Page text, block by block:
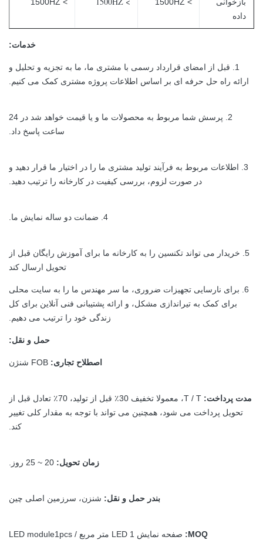
داده
خدمات:
1. قبل از امضای قرارداد رسمی با مشتری ما، ما به تجزیه و تحلیل و
ارائه راه حل حرفه ای بر اساس اطلاعات پروژه مشتری کمک می کنیم.
2. پرسش شما مربوط به محصولات ما و یا قیمت خواهد شد در 24
ساعت پاسخ داد.
3. اطلاعات مربوط به فرآیند تولید مشتری ما را در اختیار ما قرار دهید و
در صورت لزوم، بررسی کیفیت در کارخانه را ترتیب دهید.
4. ضمانت دو ساله نمایش ما.
5. خریدار می تواند تکنسین را به کارخانه ما برای آموزش رایگان قبل از
تحویل ارسال کند
6. برای نارسایی تجهیزات ضروری، ما سر مهندس ما را به سایت محلی
برای کمک به تیراندازی مشکل، و ارائه پشتیبانی فنی آنلاین برای کل
زندگی خود را ترتیب می دهیم.
حمل و نقل:
اصطلاح تجاری:
مدت پرداخت:
T / T، معمولا تخفیف 30٪ قبل از تولید، 70٪ تعادل قبل از
تحویل پرداخت می شود، همچنین می تواند با توجه به مقدار کلی تغییر
کند.
زمان تحویل:
بندر حمل و نقل: شنزن، سرزمین اصلی چین
MOQ: صفحه نمایش LED 1 متر مربع / LED module1pcs